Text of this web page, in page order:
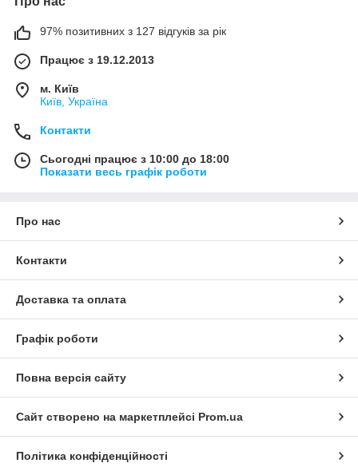
97% позитивних з 127 відгуків за рік
Працює з 19.12.2013
м. Київ
Київ, Україна
Контакти
Сьогодні працює з 10:00 до 18:00
Показати весь графік роботи
Про нас
Контакти
Доставка та оплата
Графік роботи
Повна версія сайту
Сайт створено на маркетплейсі Prom.ua
Політика конфіденційності